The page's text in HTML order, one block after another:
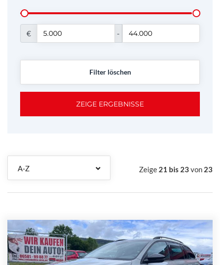
€ -
Filter löschen
A-Z Zeige 21 bis 23von 23